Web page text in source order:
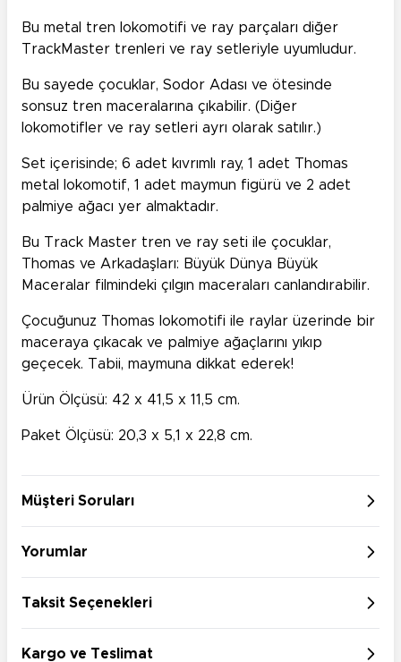
Bu metal tren lokomotifi ve ray parçaları diğer
TrackMaster trenleri ve ray setleriyle uyumludur.
Bu sayede çocuklar, Sodor Adası ve ötesinde
sonsuz tren maceralarına çıkabilir. (Diğer
lokomotifler ve ray setleri ayrı olarak satılır.)
Set içerisinde; 6 adet kıvrımlı ray, 1 adet Thomas
metal lokomotif, 1 adet maymun figürü ve 2 adet
palmiye ağacı yer almaktadır.
Bu Track Master tren ve ray seti ile çocuklar,
Thomas ve Arkadaşları: Büyük Dünya Büyük
Maceralar filmindeki çılgın maceraları canlandırabilir.
Çocuğunuz Thomas lokomotifi ile raylar üzerinde bir
maceraya çıkacak ve palmiye ağaçlarını yıkıp
geçecek. Tabii, maymuna dikkat ederek!
Ürün Ölçüsü: 42 x 41,5 x 11,5 cm.
Paket Ölçüsü: 20,3 x 5,1 x 22,8 cm.
Müşteri Soruları
Yorumlar
Taksit Seçenekleri
Kargo ve Teslimat